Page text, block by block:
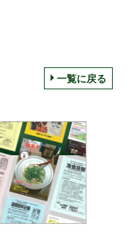
一覧に戻る